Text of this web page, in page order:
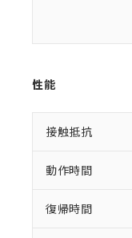
性能
接触抵抗
動作時間
復帰時間